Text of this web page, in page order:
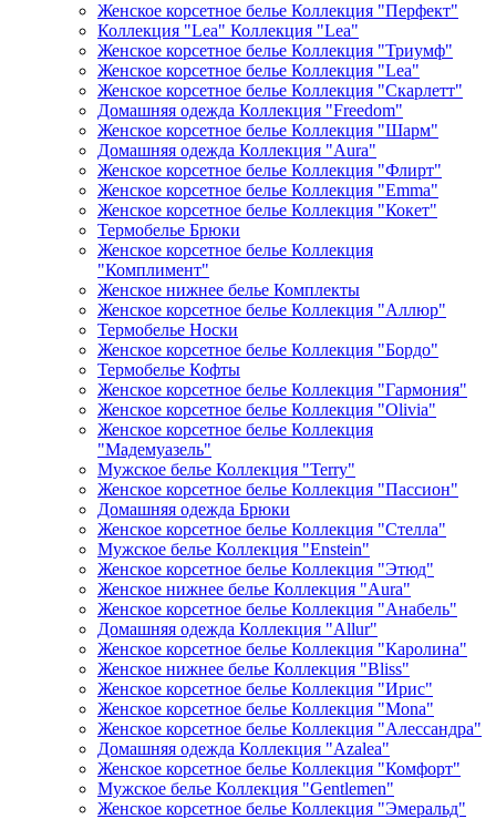
Женское корсетное белье Коллекция "Перфект"
Коллекция "Lea" Коллекция "Lea"
Женское корсетное белье Коллекция "Триумф"
Женское корсетное белье Коллекция "Lea"
Женское корсетное белье Коллекция "Скарлетт"
Домашняя одежда Коллекция "Freedom"
Женское корсетное белье Коллекция "Шарм"
Домашняя одежда Коллекция "Aura"
Женское корсетное белье Коллекция "Флирт"
Женское корсетное белье Коллекция "Emma"
Женское корсетное белье Коллекция "Кокет"
Термобелье Брюки
Женское корсетное белье Коллекция
"Комплимент"
Женское нижнее белье Комплекты
Женское корсетное белье Коллекция "Аллюр"
Термобелье Носки
Женское корсетное белье Коллекция "Бордо"
Термобелье Кофты
Женское корсетное белье Коллекция "Гармония"
Женское корсетное белье Коллекция "Olivia"
Женское корсетное белье Коллекция
"Мадемуазель"
Мужское белье Коллекция "Terry"
Женское корсетное белье Коллекция "Пассион"
Домашняя одежда Брюки
Женское корсетное белье Коллекция "Стелла"
Мужское белье Коллекция "Enstein"
Женское корсетное белье Коллекция "Этюд"
Женское нижнее белье Коллекция "Aura"
Женское корсетное белье Коллекция "Анабель"
Домашняя одежда Коллекция "Allur"
Женское корсетное белье Коллекция "Каролина"
Женское нижнее белье Коллекция "Bliss"
Женское корсетное белье Коллекция "Ирис"
Женское корсетное белье Коллекция "Mona"
Женское корсетное белье Коллекция "Алессандра"
Домашняя одежда Коллекция "Azalea"
Женское корсетное белье Коллекция "Комфорт"
Мужское белье Коллекция "Gentlemen"
Женское корсетное белье Коллекция "Эмеральд"